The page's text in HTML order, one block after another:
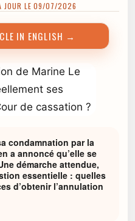
LE 09/07/2026
IN ENGLISH →
condamnation par la
a annoncé qu’elle se
démarche attendue,
essentielle : quelles
d’obtenir l’annulation